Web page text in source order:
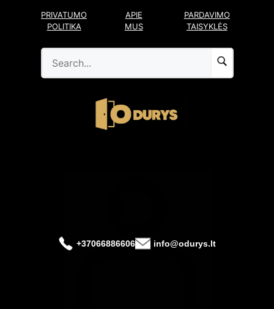
PRIVATUMO
POLITIKA
APIE
MUS
PARDAVIMO
TAISYKLĖS
+37066886606 info@odurys.lt